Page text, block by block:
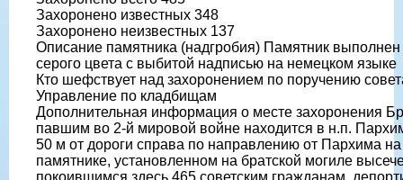
Захоронено известных 348
Захоронено неизвестных 137
Описание памятника (надгробия) Памятник выполнен
серого цвета с выбитой надписью на немецком языке
Кто шефствует над захоронением по поручению
Управление по кладбищам
Дополнительная информация о месте захоронения
павшим во 2-й мировой войне находится в н.п.
50 м от дороги справа по направлению от Пархима
памятнике, установленном на братской могиле
покоившимся здесь 465 советским гражданам,